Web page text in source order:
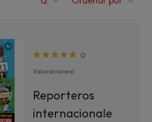
(2
Valoraciones)
Reporteros
internacionale